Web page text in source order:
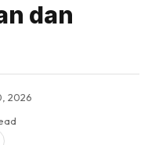
dan
2026